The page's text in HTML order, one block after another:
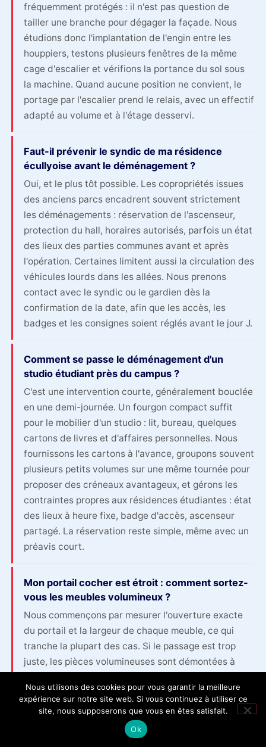
fréquemment protégés : il n'est pas question de
tailler une branche pour dégager la façade. Nous
étudions donc l'implantation de l'engin entre les
houppiers, testons plusieurs fenêtres de la même
cage d'escalier et vérifions la portance du sol sous
la machine. Quand aucune position ne convient, le
portage par l'escalier prend le relais, avec un effectif
adapté au volume et à l'étage desservi.
Faut-il prévenir le syndic de ma résidence
écullyoise avant le déménagement ?
Oui, et le plus tôt possible. Les copropriétés issues
des anciens parcs encadrent souvent strictement
les déménagements : réservation de l'ascenseur,
protection du hall, horaires autorisés, parfois un état
des lieux des parties communes avant et après
l'opération. Certaines limitent aussi la circulation des
véhicules lourds dans les allées. Nous prenons
contact avec le syndic ou le gardien dès la
confirmation de la date, afin que les accès, les
badges et les consignes soient réglés avant le jour J.
Comment se passe le déménagement d'un
studio étudiant près du campus ?
C'est une intervention courte, généralement bouclée
en une demi-journée. Un fourgon compact suffit
pour le mobilier d'un studio : lit, bureau, quelques
cartons de livres et d'affaires personnelles. Nous
fournissons les cartons à l'avance, groupons souvent
plusieurs petits volumes sur une même tournée pour
proposer des créneaux avantageux, et gérons les
contraintes propres aux résidences étudiantes : état
des lieux à heure fixe, badge d'accès, ascenseur
partagé. La réservation reste simple, même avec un
préavis court.
Mon portail cocher est étroit : comment sortez-
vous les meubles volumineux ?
Nous commençons par mesurer l'ouverture exacte
du portail et la largeur de chaque meuble, ce qui
tranche la plupart des cas. Si le passage est trop
juste, les pièces volumineuses sont démontées à
Les piliers en pierre sont systématiquement protégés
par des mousses pendant les rotations. Lorsque le
fourgon ne peut pas entrer dans la cour, le portage
s'organise depuis la rue, avec une équipe
Nous utilisons des cookies pour vous garantir la meilleure
expérience sur notre site web. Si vous continuez à utiliser ce
site, nous supposerons que vous en êtes satisfait.
Ok